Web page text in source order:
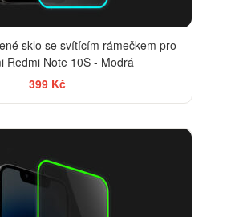
sklo se svítícím rámečkem pro
Redmi Note 10S - Modrá
399 Kč